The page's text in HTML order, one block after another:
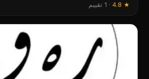
★
4.8
· 1 تقييم